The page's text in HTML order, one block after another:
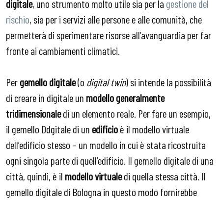
digitale, uno strumento molto utile sia per la gestione del
rischio, sia per i servizi alle persone e alle comunità, che
permetterà di sperimentare risorse all’avanguardia per far
fronte ai cambiamenti climatici.
Pergemello digitale(o digital twin) si intende la possibilità
di creare in digitale un modello generalmente
tridimensionaledi un elemento reale. Per fare un esempio,
il gemello Ddgitale di un edificioè il modello virtuale
dell’edificio stesso – un modello in cui è stata ricostruita
ogni singola parte di quell’edificio. Il gemello digitale di una
città, quindi, è il modello virtualedi quella stessa città. Il
gemello digitale di Bologna in questo modo fornirebbe